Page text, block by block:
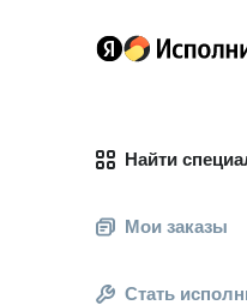
Найти
Мои заказы
Стать